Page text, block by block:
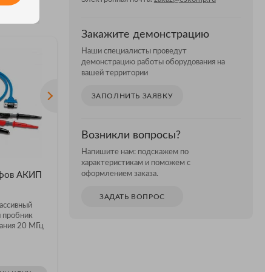
АКИП
20 МГц
RIGOL RA5040K
Закажите демонстрацию
Наши специалисты проведут
демонстрацию работы оборудования на
вашей территории
ЗАПОЛНИТЬ ЗАЯВКУ
Возникли вопросы?
Напишите нам: подскажем по
характеристикам и поможем с
оформлением заказа.
ЗАДАТЬ ВОПРОС